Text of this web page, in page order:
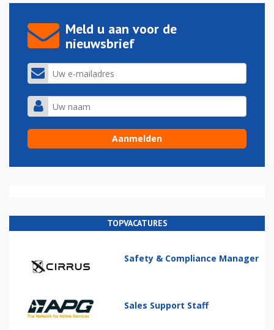
Meld u aan voor de
nieuwsbrief
TOPVACATURES
Safety & Compliance Manager
Sales Support Staff